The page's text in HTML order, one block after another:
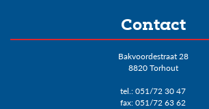
Contact
Bakvoordestraat 28
8820 Torhout
tel.: 051/72 30 47
fax: 051/72 63 62